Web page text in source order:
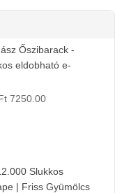
Őszibarack -
eldobható e-
7250.00
Slukkos
| Friss Gyümölcs